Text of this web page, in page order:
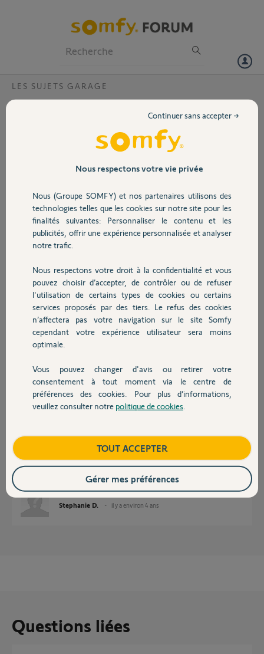
Volet
Sécurité
Domotique
Chauffage
Autres produits
Devis avec un pro
Contact
LES SUJETS GARAGE
Ou est le bonton Prog du Dexxo Compact
J''ai un le moteur Dexxo Compact RTS installé sur ma porte de
garage. J'ai un visiophone Somfy V500.
visiophone Mais le moteur n'a que des boutons A et B.
Ou est le bouton Prog?
Merci beaucoup,
Stephanie D.
Participer au fil de discussion
Réponses
C'est comme pour une télécommande, la touche "prog" est le bouton
C'est super! cela marche!
Stephanie D. il y a environ 4 ans
Questions liées
Nous respectons votre vie privée
Nous (Groupe SOMFY) et nos partenaires utilisons des
technologies telles que les cookies sur notre site pour les
finalités suivantes: Personnaliser le contenu et les
publicités, offrir une expérience personnalisée et analyser
notre trafic.
Nous respectons votre droit à la confidentialité et vous
pouvez choisir d’accepter, de contrôler ou de refuser
l'utilisation de certains types de cookies ou certains
services proposés par des tiers. Le refus des cookies
n’affectera pas votre navigation sur le site Somfy
cependant votre expérience utilisateur sera moins
optimale.
Vous pouvez changer d'avis ou retirer votre
consentement à tout moment via le centre de
préférences des cookies. Pour plus d’informations,
veuillez consulter notre politique de cookies
Continuer sans accepter →
TOUT ACCEPTER
Gérer mes préférences